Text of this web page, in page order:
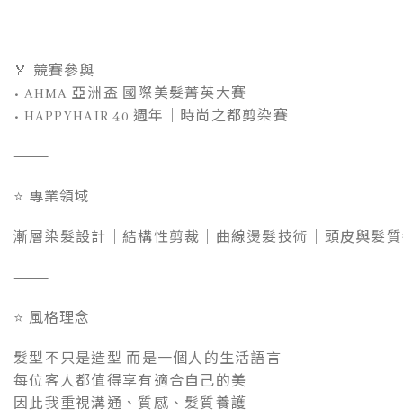
⸻
🏅 競賽參與
• AHMA 亞洲盃 國際美髮菁英大賽
• HAPPYHAIR 40 週年｜時尚之都剪染賽
⸻
⭐ 專業領域
漸層染髮設計｜結構性剪裁｜曲線燙髮技術｜頭皮與髮
⸻
⭐ 風格理念
髮型不只是造型 而是一個人的生活語言
每位客人都值得享有適合自己的美
因此我重視溝通、質感、髮質養護